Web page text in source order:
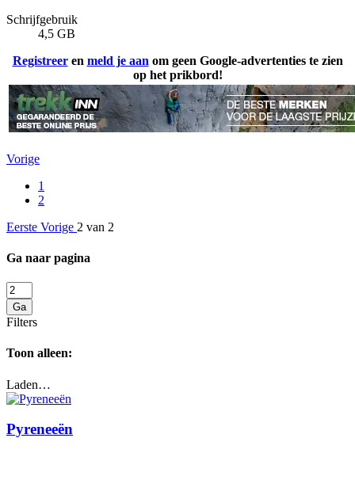
Schrijfgebruik
4,5 GB
Registreeren meld je aan om geen Google-advertenties te zien
op het prikbord!
Vorige
1
2
Eerste Vorige 2 van 2
Ga naar pagina
Ga
Filters
Toon alleen:
Laden…
Pyreneeën